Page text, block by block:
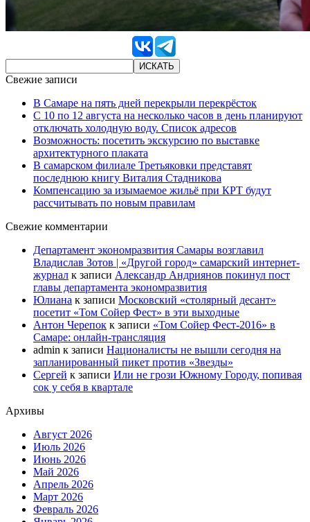
Свежие записи
В Самаре на пять дней перекрыли перекрёсток
С 10 по 12 августа на несколько часов в день планируют
отключать холодную воду. Список адресов
Возможность: посетить экскурсию по выставке
архитектурного плаката
В самарском филиале Третьяковки представят
последнюю книгу Виталия Стадникова
Компенсацию за изымаемое жильё при КРТ будут
рассчитывать по новым правилам
Свежие комментарии
Департамент экономразвития Самары возглавил
Владислав Зотов | «Другой город» самарский интернет-
журнал к записи Александр Андриянов покинул пост
главы департамента экономразвития
Юлиана к записи Московский «столярный десант»
посетит «Том Сойер Фест» в эти выходные
Антон Черепок к записи «Том Сойер Фест-2016» в
Самаре: онлайн-трансляция
admin к записи Националисты не вышли сегодня на
запланированный пикет против «Звезды»
Сергей к записи Или не грози Южному Городу, попивая
сок у себя в квартале
Архивы
Август 2026
Июль 2026
Июнь 2026
Май 2026
Апрель 2026
Март 2026
Февраль 2026